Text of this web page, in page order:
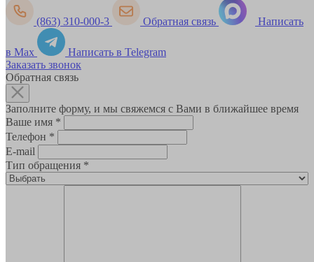
(863) 310-000-3 Обратная связь Написать
в Max
Написать в Telegram
Заказать звонок
Обратная связь
Заполните форму, и мы свяжемся с Вами в ближайшее время
Ваше имя *
Телефон *
E-mail
Тип обращения *